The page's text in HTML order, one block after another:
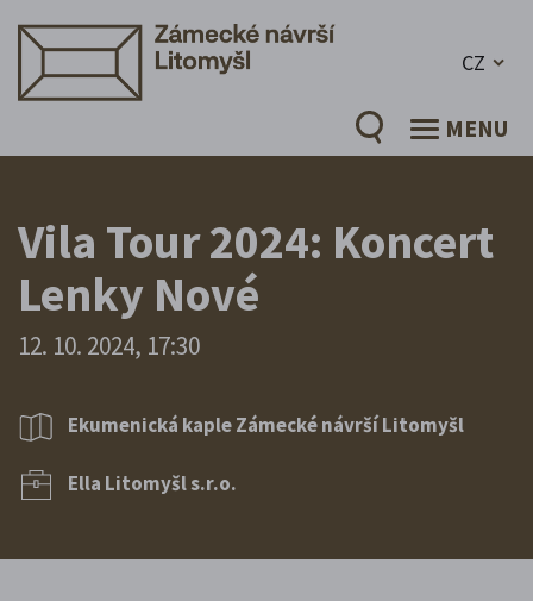
CZ
MENU
Vila Tour 2024: Koncert
Lenky Nové
12. 10. 2024, 17:30
Ekumenická kaple Zámecké návrší Litomyšl
Ella Litomyšl s.r.o.